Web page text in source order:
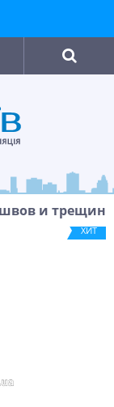
швов и трещин
ХИТ